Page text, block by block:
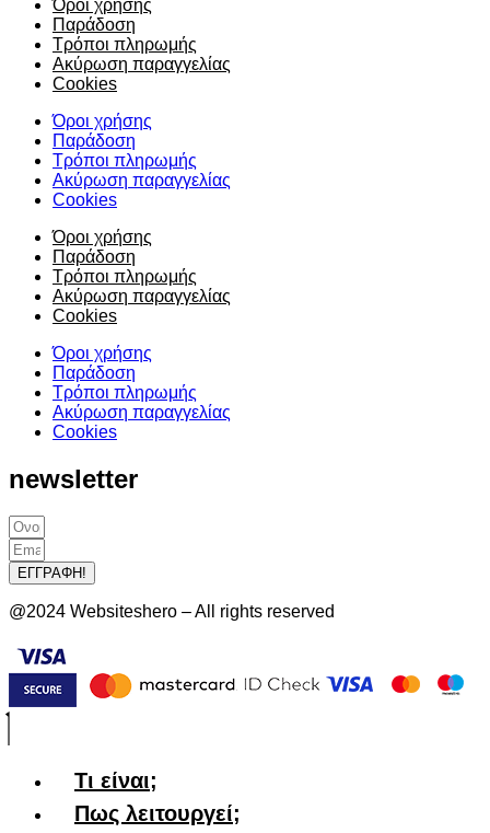
Όροι χρήσης
Παράδοση
Τρόποι πληρωμής
Ακύρωση παραγγελίας
Cookies
Όροι χρήσης
Παράδοση
Τρόποι πληρωμής
Ακύρωση παραγγελίας
Cookies
Όροι χρήσης
Παράδοση
Τρόποι πληρωμής
Ακύρωση παραγγελίας
Cookies
Όροι χρήσης
Παράδοση
Τρόποι πληρωμής
Ακύρωση παραγγελίας
Cookies
newsletter
ΕΓΓΡΑΦΗ!
@2024 Websiteshero – All rights reserved
Τι είναι;
Πως λειτουργεί;